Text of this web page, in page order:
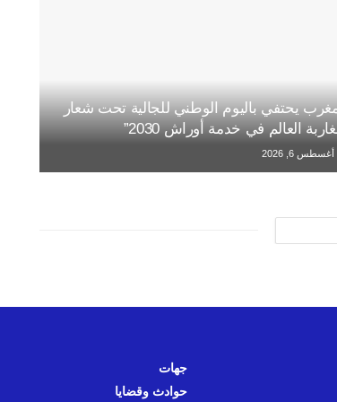
يحتفي باليوم الوطني للجالية تحت شعار
العالم في خدمة أوراش 2030”
أغسطس 6, 2026
جهات
حوادث وقضايا